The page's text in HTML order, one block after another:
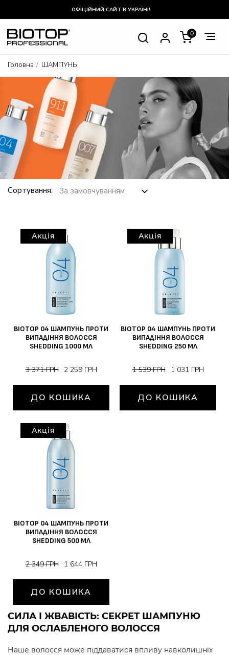
ОФІЦІЙНИЙ САЙТ В УКРАЇНІ!
0
Головна ШАМПУНЬ
Сортування:
Акція
BIOTOP 04 ШАМПУНЬ ПРОТИ
ВИПАДІННЯ ВОЛОССЯ
SHEDDING 1000 МЛ
3 371 ГРН 2 259 ГРН
ДО КОШИКА
Акція
BIOTOP 04 ШАМПУНЬ ПРОТИ
ВИПАДІННЯ ВОЛОССЯ
SHEDDING 250 МЛ
1 539 ГРН 1 031 ГРН
ДО КОШИКА
Акція
BIOTOP 04 ШАМПУНЬ ПРОТИ
ВИПАДІННЯ ВОЛОССЯ
SHEDDING 500 МЛ
2 349 ГРН 1 644 ГРН
ДО КОШИКА
СИЛА І ЖВАВІСТЬ: СЕКРЕТ ШАМПУНЮ
ДЛЯ ОСЛАБЛЕНОГО ВОЛОССЯ
Наше волосся може піддаватися впливу навколишніх